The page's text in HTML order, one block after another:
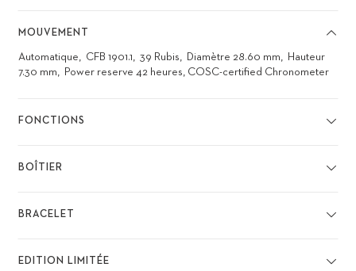
MOUVEMENT
Automatique CFB 1901.1 39 Rubis Diamètre 28.60 mm
Hauteur
7.30 mm
Power reserve 42 heures, COSC-certified Chronometer
FONCTIONS
BOÎTIER
BRACELET
EDITION LIMITÉE